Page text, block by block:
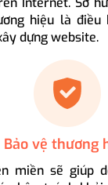
hiệu là điều
dựng website.
Bảo vệ thương
miền sẽ giúp